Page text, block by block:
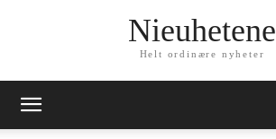
Nieuhetene
Helt ordinære nyheter